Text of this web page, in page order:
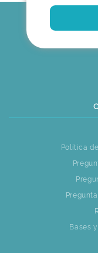
Política
Bases